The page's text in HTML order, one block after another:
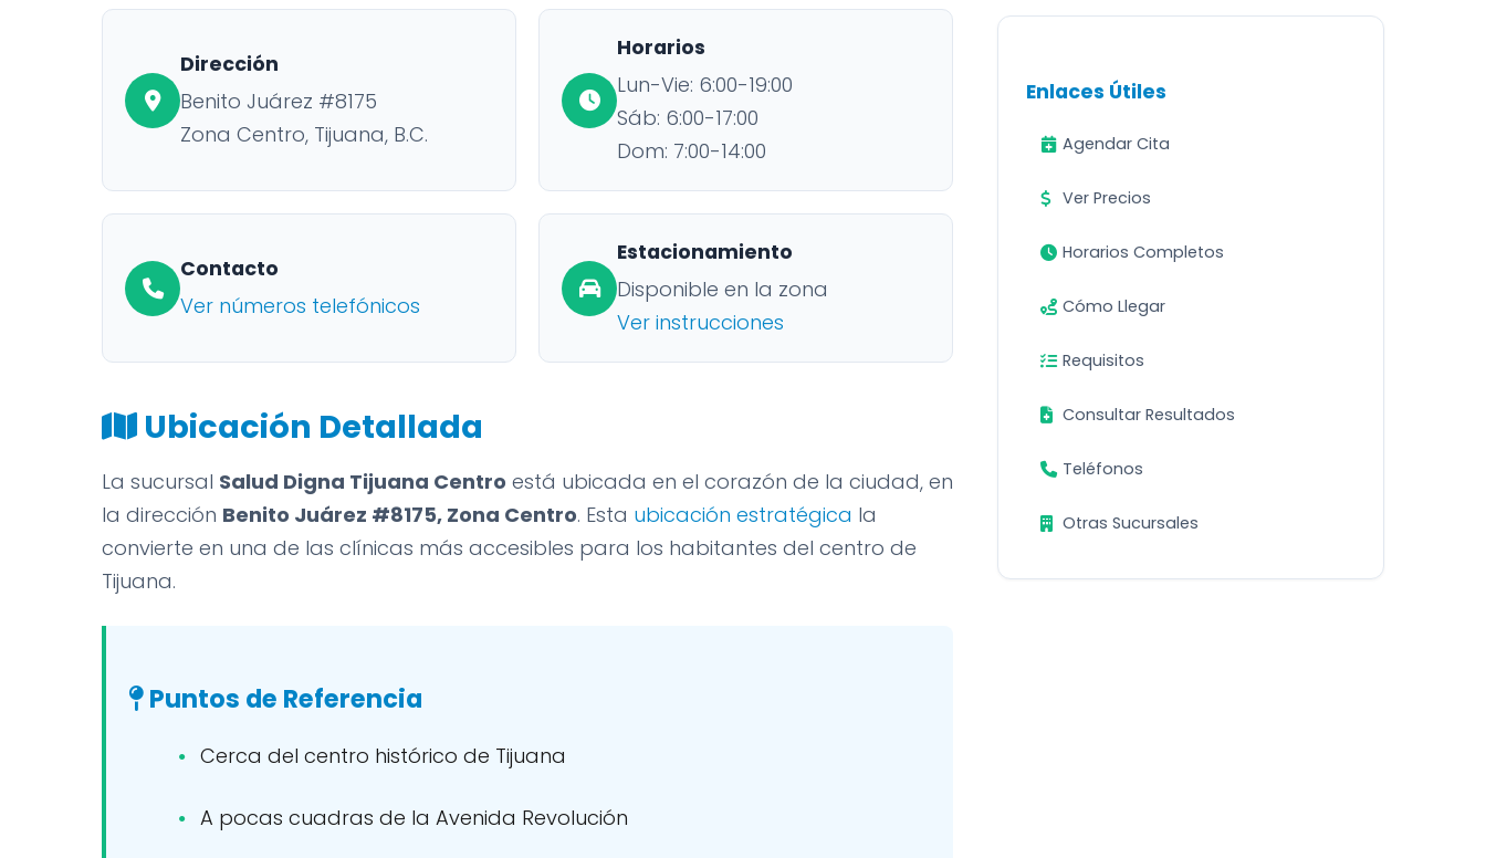
Dirección
Benito Juárez #8175
Zona Centro, Tijuana, B.C.
Horarios
Lun-Vie: 6:00-19:00
Sáb: 6:00-17:00
Dom: 7:00-14:00
Contacto
Ver números telefónicos
Estacionamiento
Disponible en la zona
Ver instrucciones
Ubicación Detallada
La sucursal Salud Digna Tijuana Centro está ubicada en el corazón de la ciudad, en
la dirección Benito Juárez #8175, Zona Centro. Esta ubicación estratégica la
convierte en una de las clínicas más accesibles para los habitantes del centro de
Tijuana.
Puntos de Referencia
Cerca del centro histórico de Tijuana
A pocas cuadras de la Avenida Revolución
Enlaces Útiles
Agendar Cita
Ver Precios
Horarios Completos
Cómo Llegar
Requisitos
Consultar Resultados
Teléfonos
Otras Sucursales